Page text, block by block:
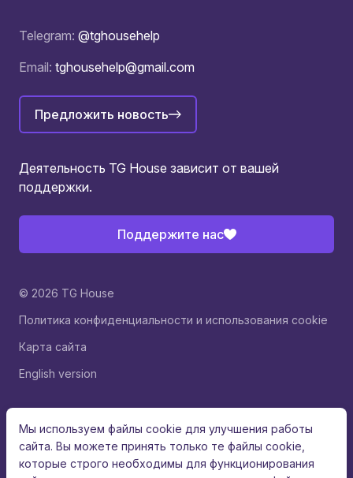
Telegram: @tghousehelp
Email: tghousehelp@gmail.com
Предложить новость
Деятельность TG House зависит от вашей
поддержки.
Поддержите нас
© 2026 TG House
Политика конфиденциальности и использования cookie
Карта сайта
English version
Мы используем файлы cookie для улучшения работы
сайта. Вы можете принять только те файлы cookie,
которые строго необходимы для функционирования